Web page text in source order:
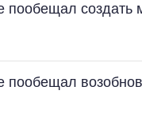
создать
пообещал